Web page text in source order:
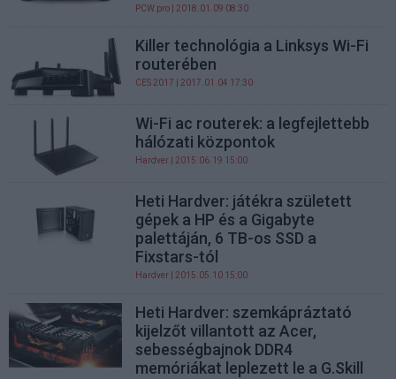
PCW.pro | 2018.01.09 08:30
Killer technológia a Linksys Wi-Fi
routerében
CES 2017 | 2017.01.04 17:30
Wi-Fi ac routerek: a legfejlettebb
hálózati központok
Hardver | 2015.06.19 15:00
Heti Hardver: játékra született
gépek a HP és a Gigabyte
palettáján, 6 TB-os SSD a
Fixstars-tól
Hardver | 2015.05.10 15:00
Heti Hardver: szemkápráztató
kijelzőt villantott az Acer,
sebességbajnok DDR4
memóriákat leplezett le a G.Skill